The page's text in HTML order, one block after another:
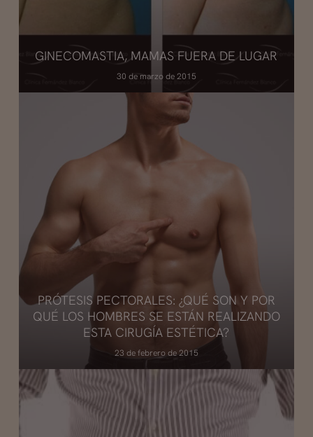
GINECOMASTIA, MAMAS FUERA DE LUGAR
30 de marzo de 2015
PRÓTESIS PECTORALES: ¿QUÉ SON Y POR
QUÉ LOS HOMBRES SE ESTÁN REALIZANDO
ESTA CIRUGÍA ESTÉTICA?
23 de febrero de 2015